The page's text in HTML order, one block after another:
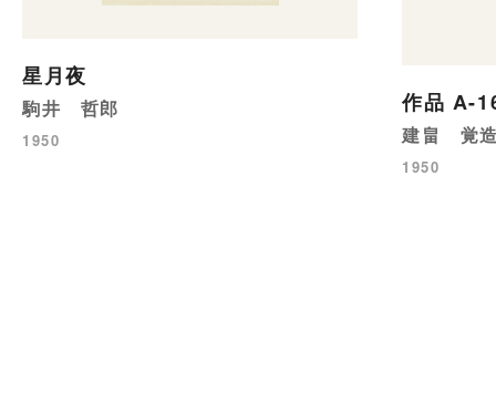
星月夜
駒井 哲郎
1950
作品 A-
建畠 覚
1950